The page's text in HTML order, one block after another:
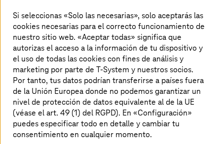
contrarrestan la escasez de mano de obra
cualificada.
Una caja de herramientas para el New
Work
La automatización inteligente es una combinación de
automatización robótica de procesos (RPA),
automatización robótica inteligente de procesos (iRPA),
inteligencia artificial(IA) y aprendizaje automático (ML)
Si seleccionas «Solo las necesarias», solo aceptarás las
cookies necesarias para el correcto funcionamiento de
nuestro sitio web. «Aceptar todas» significa que
autorizas el acceso a la información de tu dispositivo y
el uso de todas las cookies con fines de análisis y
marketing por parte de T-System y nuestros socios.
Por tanto, tus datos podrían transferirse a países fuera
de la Unión Europea donde no podemos garantizar un
nivel de protección de datos equivalente al de la UE
(véase el art. 49 (1) del RGPD). En «Configuración»
puedes especificar todo en detalle y cambiar tu
consentimiento en cualquier momento.